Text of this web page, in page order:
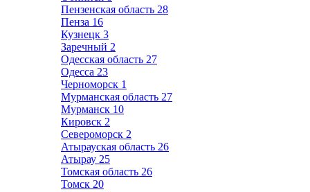
Пензенская область 28
Пенза 16
Кузнецк 3
Заречный 2
Одесская область 27
Одесса 23
Черноморск 1
Мурманская область 27
Мурманск 10
Кировск 2
Североморск 2
Атырауская область 26
Атырау 25
Томская область 26
Томск 20